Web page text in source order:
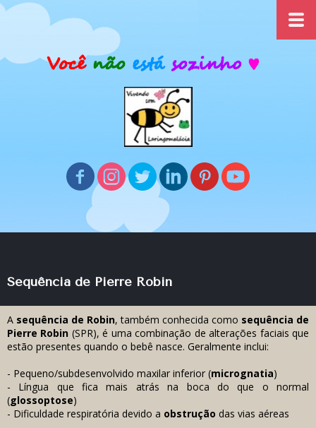
Sequência de Pierre Robin
A sequência de Robin, também conhecida como sequência de
Pierre Robin (SPR), é uma combinação de alterações faciais que
estão presentes quando o bebê nasce. Geralmente inclui:
- Pequeno/subdesenvolvido maxilar inferior (micrognatia)
- Língua que fica mais atrás na boca do que o normal
(glossoptose)
- Dificuldade respiratória devido a obstrução das vias aéreas